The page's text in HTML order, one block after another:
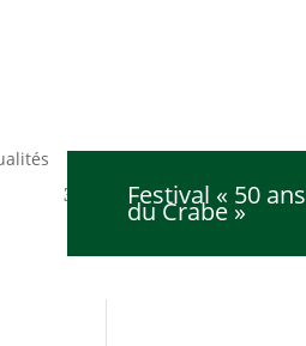
Festival « 50 ans
du Crabe »